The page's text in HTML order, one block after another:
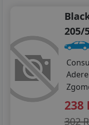
205/
238
302